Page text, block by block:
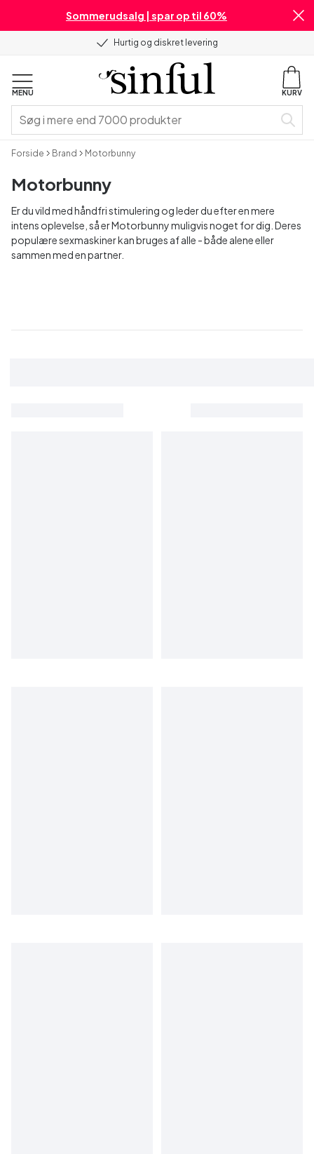
Sommerudsalg | spar op til 60%
Hurtig og diskret levering
MENU KURV
Forside Brand Motorbunny
Motorbunny
Er du vild med håndfri stimulering og leder du efter en mere
intens oplevelse, så er Motorbunny muligvis noget for dig. Deres
populære sexmaskiner kan bruges af alle - både alene eller
sammen med en partner.